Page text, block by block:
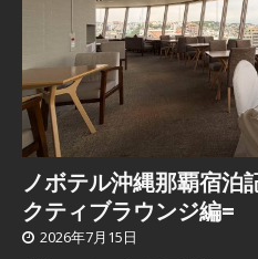
ノボテル沖縄那覇宿泊
クティブラウンジ編=
2026年7月15日